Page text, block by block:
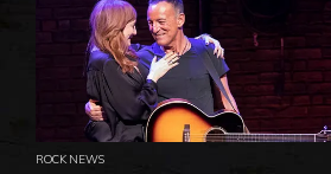
ROCK NEWS